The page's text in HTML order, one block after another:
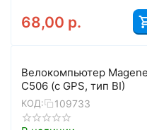
68,00 р.
Велокомпьютер Magene
C506 (с GPS, тип BI)
КОД: 109733